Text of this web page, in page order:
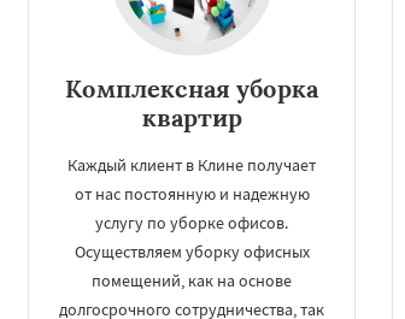
Комплексная уборка
квартир
Каждый клиент в Клине получает
от нас постоянную и надежную
услугу по уборке офисов.
Осуществляем уборку офисных
помещений, как на основе
долгосрочного сотрудничества, так